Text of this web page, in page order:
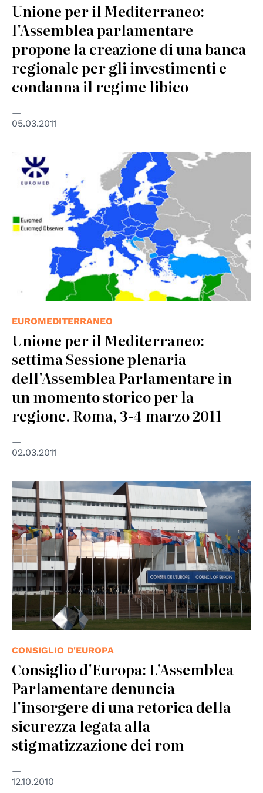
Unione per il Mediterraneo:
l'Assemblea parlamentare
propone la creazione di una banca
regionale per gli investimenti e
condanna il regime libico
05.03.2011
© EU/UE
EUROMEDITERRANEO
Unione per il Mediterraneo:
settima Sessione plenaria
dell'Assemblea Parlamentare in
un momento storico per la
regione. Roma, 3-4 marzo 2011
02.03.2011
© Consiglio d'Europa
CONSIGLIO D'EUROPA
Consiglio d'Europa: L'Assemblea
Parlamentare denuncia
l'insorgere di una retorica della
sicurezza legata alla
stigmatizzazione dei rom
12.10.2010